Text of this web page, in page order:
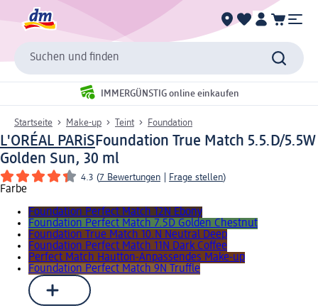
Suchen und finden
IMMERGÜNSTIG online einkaufen
Startseite Make-up Teint Foundation
L'ORÉAL PARiSFoundation True Match 5.5.D/5.5W
Golden Sun, 30 ml
4.3 (7 Bewertungen Frage stellen)
Farbe
Foundation Perfect Match 12N Ebony
Foundation Perfect Match 7.5D Golden Chestnut
Foundation True Match 10.N Neutral Deep
Foundation Perfect Match 11N Dark Coffee
Perfect Match Hautton-Anpassendes Make-up
Foundation Perfect Match 9N Truffle